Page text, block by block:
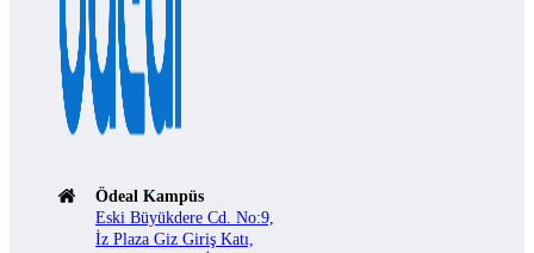
Ödeal Kampüs
Eski Büyükdere Cd. No:9,
İz Plaza Giz Giriş Katı,